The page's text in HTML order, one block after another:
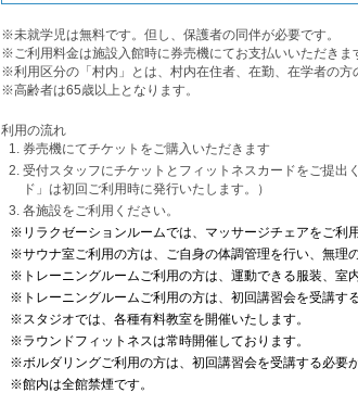
※未就学児は無料です。但し、保護者の同伴が必要です。
※ご利用料金は施設入館時に券売機にてお支払いいただきま
※利用区分の「村内」とは、村内在住者、在勤、在学者の方
※高齢者は65歳以上となります。
利用の流れ
券売機にてチケットをご購入いただきます
受付スタッフにチケットとフィットネスカードをご提出
ド」は初回ご利用時に発行いたします。）
各施設をご利用ください。
※リラクゼーションルームでは、マッサージチェアをご利
※サウナ室ご利用の方は、ご自身の体調管理を行い、無理
※トレーニングルームご利用の方は、運動できる服装、室
※トレーニングルームご利用の方は、初回講習会を受講す
※スタジオでは、各種有料教室を開催いたします。
※ラウンドフィットネスは常時開催しております。
※ボルダリングご利用の方は、初回講習会を受講する必要
※館内は全館禁煙です。